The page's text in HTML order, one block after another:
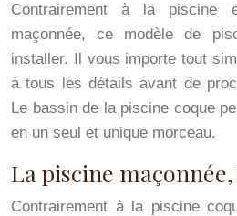
Contrairement à la
maçonnée, ce modèle de
installer. Il vous importe tout
à tous les détails avant de
Le bassin de la piscine coque
en un seul et unique morceau.
La piscine
Contrairement à la piscine